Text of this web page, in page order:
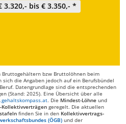
3.320,- bis € 3.350,- *
bzw Bruttolöhnen beim
die Angaben jedoch auf ein Berufsbündel
Datengrundlage sind die entsprechenden
(Stand: 2025). Eine Übersicht über alle
. Die Mindest-Löhne und
Kollektivverträgen geregelt. Die aktuellen
finden Sie in den Kollektivvertrags-
(ÖGB) und der